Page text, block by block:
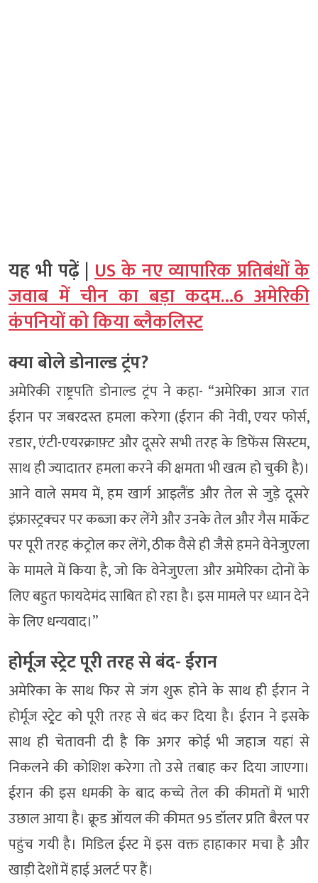
यह भी पढ़ें | US के नए व्यापारिक प्रतिबंधों के
जवाब में चीन का बड़ा कदम…6 अमेरिकी
कंपनियों को किया ब्लैकलिस्ट
क्या बोले डोनाल्ड ट्रंप?
अमेरिकी राष्ट्रपति डोनाल्ड ट्रंप ने कहा- “अमेरिका आज रात
ईरान पर जबरदस्त हमला करेगा (ईरान की नेवी, एयर फोर्स,
रडार, एंटी-एयरक्राफ़्ट और दूसरे सभी तरह के डिफेंस सिस्टम,
साथ ही ज्यादातर हमला करने की क्षमता भी खत्म हो चुकी है)।
आने वाले समय में, हम खार्ग आइलैंड और तेल से जुड़े दूसरे
इंफ्रास्ट्रक्चर पर कब्जा कर लेंगे और उनके तेल और गैस मार्केट
पर पूरी तरह कंट्रोल कर लेंगे, ठीक वैसे ही जैसे हमने वेनेजुएला
के मामले में किया है, जो कि वेनेजुएला और अमेरिका दोनों के
लिए बहुत फायदेमंद साबित हो रहा है। इस मामले पर ध्यान देने
के लिए धन्यवाद।”
होर्मूज स्ट्रे्ट पूरी तरह से बंद- ईरान
अमेरिका के साथ फिर से जंग शुरू होने के साथ ही ईरान ने
होर्मूज स्ट्रे्ट को पूरी तरह से बंद कर दिया है। ईरान ने इसके
साथ ही चेतावनी दी है कि अगर कोई भी जहाज यहां से
निकलने की कोशिश करेगा तो उसे तबाह कर दिया जाएगा।
ईरान की इस धमकी के बाद कच्चे तेल की कीमतों में भारी
उछाल आया है। क्रूड ऑयल की कीमत 95 डॉलर प्रति बैरल पर
पहुंच गयी है। मिडिल ईस्ट में इस वक्त हाहाकार मचा है और
खाड़ी देशों में हाई अलर्ट पर हैं।